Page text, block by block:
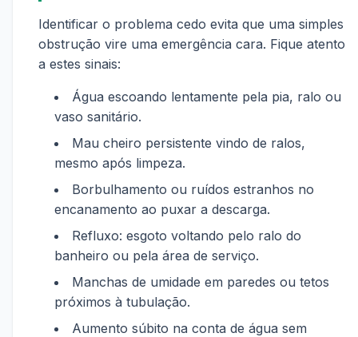
Identificar o problema cedo evita que uma simples
obstrução vire uma emergência cara. Fique atento
a estes sinais:
Água escoando lentamente pela pia, ralo ou
vaso sanitário.
Mau cheiro persistente vindo de ralos,
mesmo após limpeza.
Borbulhamento ou ruídos estranhos no
encanamento ao puxar a descarga.
Refluxo: esgoto voltando pelo ralo do
banheiro ou pela área de serviço.
Manchas de umidade em paredes ou tetos
próximos à tubulação.
Aumento súbito na conta de água sem